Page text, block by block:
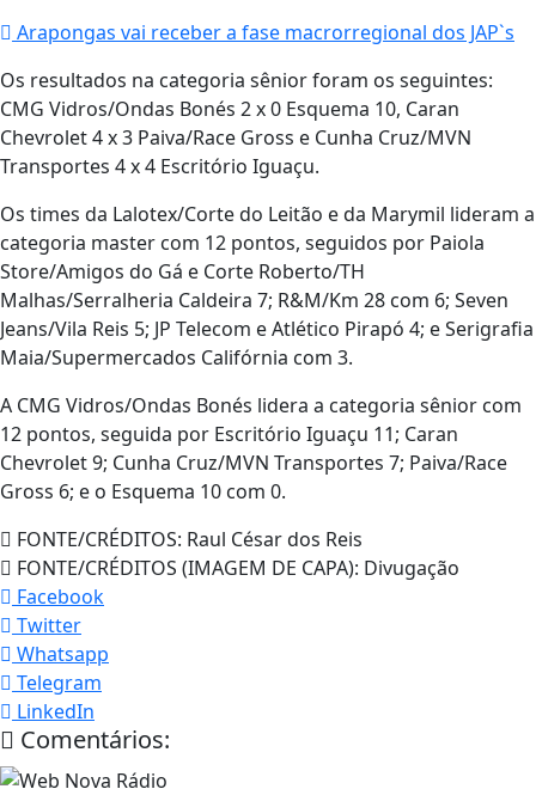
Arapongas vai receber a fase macrorregional dos JAP`s
Os resultados na categoria sênior foram os seguintes:
CMG Vidros/Ondas Bonés 2 x 0 Esquema 10, Caran
Chevrolet 4 x 3 Paiva/Race Gross e Cunha Cruz/MVN
Transportes 4 x 4 Escritório Iguaçu.
Os times da Lalotex/Corte do Leitão e da Marymil lideram a
categoria master com 12 pontos, seguidos por Paiola
Store/Amigos do Gá e Corte Roberto/TH
Malhas/Serralheria Caldeira 7; R&M/Km 28 com 6; Seven
Jeans/Vila Reis 5; JP Telecom e Atlético Pirapó 4; e Serigrafia
Maia/Supermercados Califórnia com 3.
A CMG Vidros/Ondas Bonés lidera a categoria sênior com
12 pontos, seguida por Escritório Iguaçu 11; Caran
Chevrolet 9; Cunha Cruz/MVN Transportes 7; Paiva/Race
Gross 6; e o Esquema 10 com 0.
FONTE/CRÉDITOS: Raul César dos Reis
FONTE/CRÉDITOS (IMAGEM DE CAPA): Divugação
Facebook
Twitter
Whatsapp
Telegram
LinkedIn
Comentários: